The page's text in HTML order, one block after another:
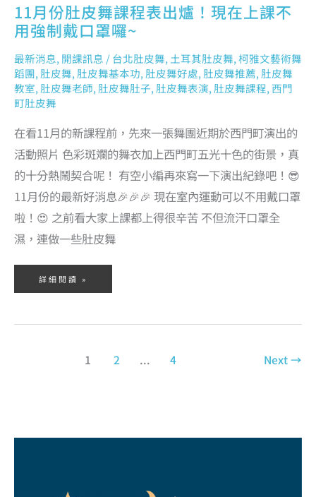
11月份肚皮舞課程表出爐！現在上課不
用強制戴口罩囉~
最新消息, 開課訊息 /台北肚皮舞, 土耳其肚皮舞,柯雅文藝術舞
蹈團, 肚皮舞, 肚皮舞基本功, 肚皮舞好處, 肚皮舞推薦, 肚皮舞
教室, 肚皮舞老師, 肚皮舞肚子, 肚皮舞表演, 肚皮舞課程, 西門
町肚皮舞
在看11月的新課程前，先來一張舞團近期於西門町演出的
活動照片 色彩斑斕的舞衣加上西門町五光十色的街景，真
的十分熱鬧契合呢！ 有空小編再來寫一下演出紀錄吧！😎
11月份的最新好消息🎉🎉🎉 現在室內運動可以不用戴口罩
啦！😍 之前看大家上課都上得很辛苦 不但流汗口罩全
濕，連做一些肚皮舞
詳細閱讀 »
1 2 ... 4 Next→